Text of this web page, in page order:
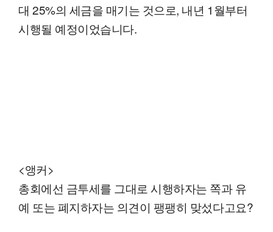
대 25%의 세금을 매기는 것으로, 내년 1월부터
시행될 예정이었습니다.
<앵커>
총회에선 금투세를 그대로 시행하자는 쪽과 유
예 또는 폐지하자는 의견이 팽팽히 맞섰다고요?